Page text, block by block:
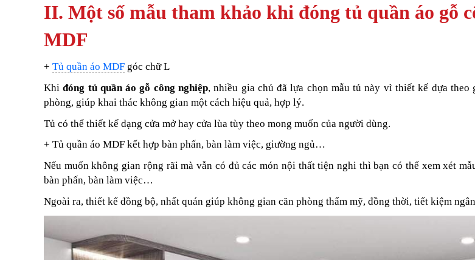
II. Một số mẫu tham khảo khi đóng tủ quần áo gỗ
MDF
+ Tủ quần áo MDF góc chữ L
Khiđóng tủ quần áo gỗ công nghiệp, nhiều gia chủ đã lựa chọn mẫu tủ này vì thiết kế dựa theo
phòng, giúp khai thác không gian một cách hiệu quả, hợp lý.
Tủ có thể thiết kế dạng cửa mở hay cửa lùa tùy theo mong muốn của người dùng.
+ Tủ quần áo MDF kết hợp bàn phấn, bàn làm việc, giường ngủ…
Nếu muốn không gian rộng rãi mà vẫn có đủ các món nội thất tiện nghi thì bạn có thể xem xét
bàn phấn, bàn làm việc…
Ngoài ra, thiết kế đồng bộ, nhất quán giúp không gian căn phòng thẩm mỹ, đồng thời, tiết kiệm